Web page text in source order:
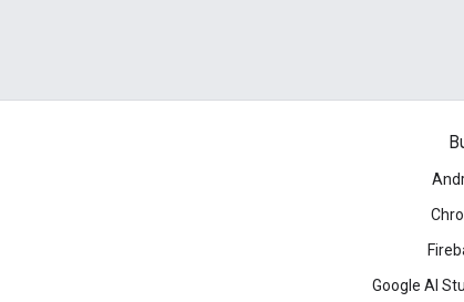
Google AI